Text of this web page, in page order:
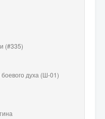
(#335)
духа (Ш-01)